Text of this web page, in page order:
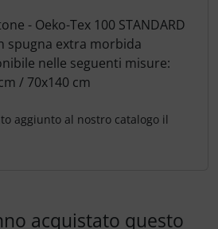
- Oeko-Tex 100 STANDARD
spugna extra morbida
nelle seguenti misure:
/ 70x140 cm
aggiunto al nostro catalogo il
acquistato questo